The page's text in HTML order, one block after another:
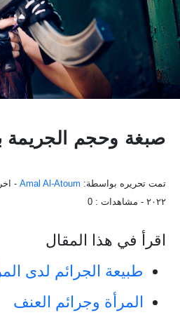
صبغة وحجم الجريمة
تمت تحريره بواسطة: Amal Al-Atoum
-
٢٠٢٢ - مشاهدات : 0
اقرأ في هذا المقال
طبيعة الجرائم لدى
المرأة وجرائم العنف